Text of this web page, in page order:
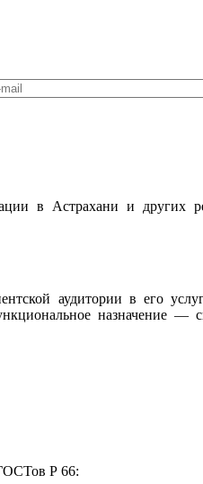
в Астрахани и других
аудитории в его
назначение —
Р 66: